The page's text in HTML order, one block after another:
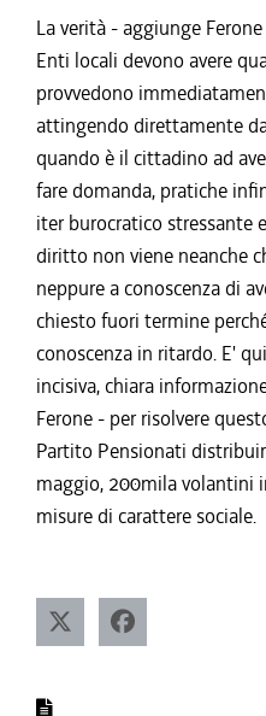
La verità - aggiunge
Enti locali devono avere
provvedono
attingendo direttamente
quando è il cittadino ad
fare domanda, pratiche
iter burocratico stressante
diritto non viene neanche
neppure a conoscenza di
chiesto fuori termine
conoscenza in ritardo. E'
incisiva, chiara
Ferone - per risolvere
Partito Pensionati
maggio, 200mila volantini
misure di carattere sociale.